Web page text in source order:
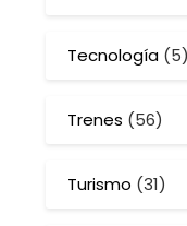
Tecnología (5)
Trenes (56)
Turismo (31)